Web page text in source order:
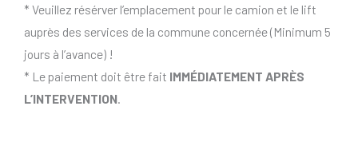
* Veuillez résérver l’emplacement pour le camion et le lift
auprès des services de la commune concernée (Minimum 5
jours à l’avance) !
* Le paiement doit être fait IMMÉDIATEMENT APRÈS
L’INTERVENTION